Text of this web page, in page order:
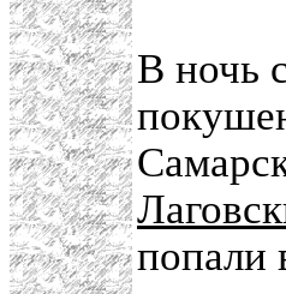
В ночь
попали